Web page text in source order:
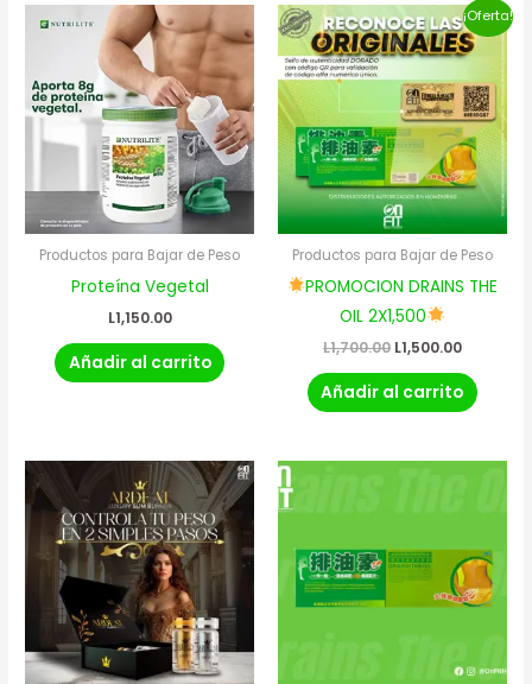
Productos para Bajar de Peso
Proteína Vegetal
L1,150.00
Añadir al carrito
¡Oferta!
Productos para Bajar de Peso
PROMOCION DRAINS THE
OIL 2X1,500
L1,700.00
El
precio
original
L1,700.00.
L1,500.00
El
precio
actual
L1,500.00.
Añadir al carrito